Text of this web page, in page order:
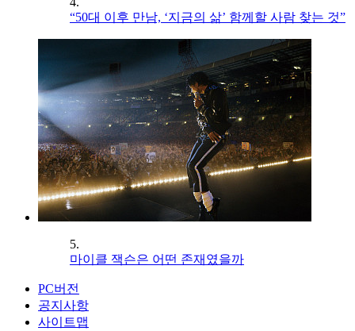
“50대 이후 만남, ‘지금의 삶’ 함께할 사람 찾는 것”
5.
마이클 잭슨은 어떤 존재였을까
PC버전
공지사항
사이트맵